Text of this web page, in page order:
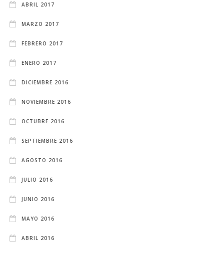
ABRIL 2017
MARZO 2017
FEBRERO 2017
ENERO 2017
DICIEMBRE 2016
NOVIEMBRE 2016
OCTUBRE 2016
SEPTIEMBRE 2016
AGOSTO 2016
JULIO 2016
JUNIO 2016
MAYO 2016
ABRIL 2016